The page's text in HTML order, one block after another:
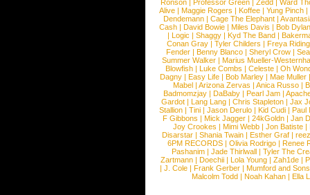
Ronson |Professor Green |Zedd |Ward
Alive |Maggie Rogers |Koffee |Yung Pinch |
Dendemann |Cage The Elephant |
Cash | David Bowie | Miles Davis | Bob Dylan
|Logic |Shaggy |Kyd The Band |
Conan Gray |Tyler Childers |Freya
Fender |Benny Blanco |Sheryl Crow |
Summer Walker |Marius Mueller-
Blowfish | Luke Combs | Celeste | Oh
Dagny |Easy Life |Bob Marley |Mae Muller
Mabel |Arizona Zervas |Anica Russo |
Badmomzjay |DaBaby |Pearl Jam |
Gardot | Lang Lang | Chris Stapleton | Jax
Stallion |Tini |Jason Derulo |Kid Cudi |Paul
F Gibbons | Mick Jagger | 24kGoldn | Jan
Joy Crookes | Mimi Webb | Jon Batiste |
Disarstar | Shania Twain | Esther Graf |
6PM RECORDS | Olivia Rodrigo | Renee
Pashanim |Jade Thirlwall |Tyler The
Zartmann | Doechii | Lola Young | Zah1de |
| J. Cole | Frank Gerber | Mumford and Sons
Malcolm Todd | Noah Kahan | Ella